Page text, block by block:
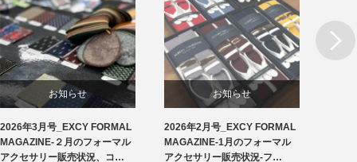
お知らせ
洲鎌ブログ
2026年3月号_EXCY FORMAL
MAGAZINE-２月のフォーマル
アクセサリー販売状況、コ…
お知らせ
フォーマルアクセサリー
2026年2月号_EXCY FORMAL
MAGAZINE-1月のフォーマル
アクセサリー販売状況-フ…
Next